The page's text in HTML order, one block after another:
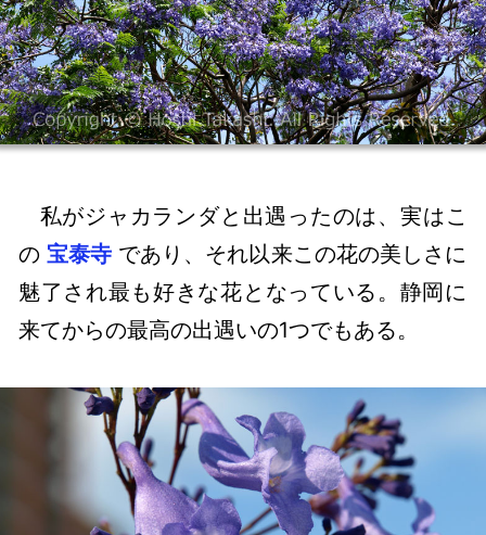
私がジャカランダと出遇ったのは、実はこ
の宝泰寺 であり、それ以来この花の美しさに
魅了され最も好きな花となっている。静岡に
来てからの最高の出遇いの1つでもある。